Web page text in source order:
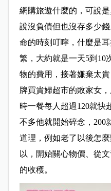
網購旅遊什麼的，可說
說沒負債但也沒存多少
命的時刻叮嚀，什麼是
繁，大約就是一天5到10
物的費用，接著嫌棄太
牌買貴婦超市的敗家女
時一餐每人超過120就快
不多他就開始碎念，200
道理，例如老了以後怎
以，開始關心物價、從
的收穫。